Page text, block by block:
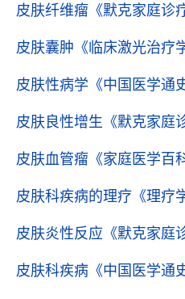
皮肤纤维瘤 《默克家庭诊
皮肤囊肿 《临床激光治疗
皮肤性病学 《中国医学通
皮肤良性增生 《默克家庭
皮肤血管瘤 《家庭医学百
皮肤科疾病的理疗 《理疗
皮肤炎性反应 《默克家庭
皮肤科疾病 《中国医学通